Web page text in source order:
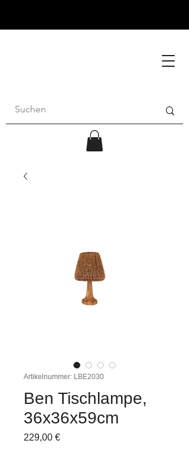
Artikelnummer: LBE2030
Ben Tischlampe,
36x36x59cm
229,00 €Preis